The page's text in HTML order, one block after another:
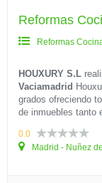
Reformas
Reformas
HOUXURY S.L
Vaciamadrid
grados ofreciendo
de inmuebles tanto
0.0
Madrid - Nuñez